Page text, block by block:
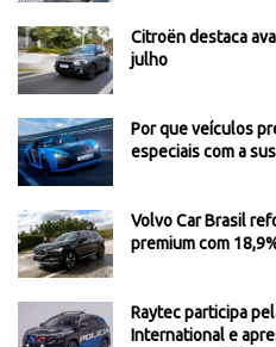
Citroën destaca
julho
Por que veículos
especiais com a
Volvo Car Brasil
premium com
Raytec participa
International e